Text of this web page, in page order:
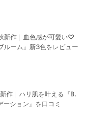
新作｜血色感が可愛い♡
ルーム』新3色をレビュー
作｜ハリ肌を叶える『B.
ーション』を口コミ